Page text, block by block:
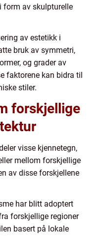
form av skulpturelle
av estetikk i
bruk av symmetri,
og grader av
faktorene kan bidra til
stiler.
forskjellige
visse kjennetegn,
mellom forskjellige
av disse forskjellene
har blitt adoptert
forskjellige regioner
basert på lokale